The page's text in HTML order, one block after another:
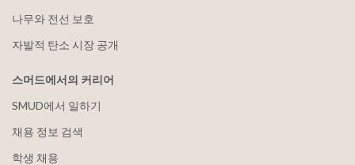
나무와 전선 보호
자발적 탄소 시장 공개
스머드에서의 커리어
SMUD에서 일하기
채용 정보 검색
학생 채용